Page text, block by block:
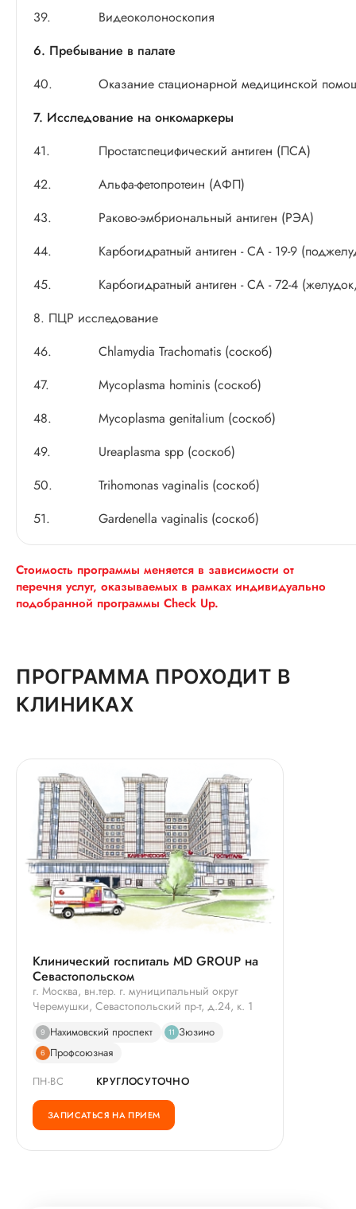
39.
Видеоколоноскопия
6. Пребывание в палате
40.
Оказание стационарной медицинской
7. Исследование на онкомаркеры
41.
Простатспецифический антиген (ПСА)
42.
Альфа-фетопротеин (АФП)
43.
Раково-эмбриональный антиген (РЭА)
44.
Карбогидратный антиген - СА - 19-9
45.
Карбогидратный антиген - СА - 72-4
8. ПЦР исследование
46.
Chlamydia Trachomatis (соскоб)
47.
Mycoplasma hominis (соскоб)
48.
Mycoplasma genitalium (соскоб)
49.
Ureaplasma spp (соскоб)
50.
Trihomonas vaginalis (соскоб)
51.
Gardenella vaginalis (соскоб)
Стоимость программы меняется в зависимости от
перечня услуг, оказываемых в рамках индивидуально
подобранной программы Check Up.
ПРОГРАММА ПРОХОДИТ В
КЛИНИКАХ
Клинический госпиталь MD GROUP на
Севастопольском
г. Москва, вн.тер. г. муниципальный округ
Черемушки, Севастопольский пр-т, д.24, к. 1
9 Нахимовский проспект 11 Зюзино
6
Профсоюзная
ПН-ВС
КРУГЛОСУТОЧНО
ЗАПИСАТЬСЯ НА ПРИЕМ